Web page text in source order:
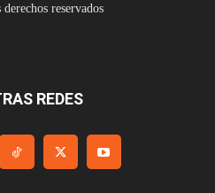
reservados
REDES